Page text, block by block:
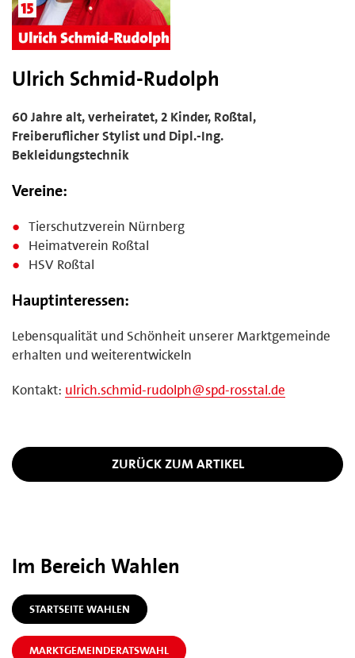
Ulrich Schmid-Rudolph
60 Jahre alt, verheiratet, 2 Kinder, Roßtal,
Freiberuflicher Stylist und Dipl.-Ing.
Bekleidungstechnik
Vereine:
Tierschutzverein Nürnberg
Heimatverein Roßtal
HSV Roßtal
Hauptinteressen:
Lebensqualität und Schönheit unserer Marktgemeinde
erhalten und weiterentwickeln
Kontakt: ulrich.schmid-rudolph@spd-rosstal.de
ZURÜCK ZUM ARTIKEL
Im Bereich Wahlen
STARTSEITE WAHLEN
MARKTGEMEINDERATSWAHL